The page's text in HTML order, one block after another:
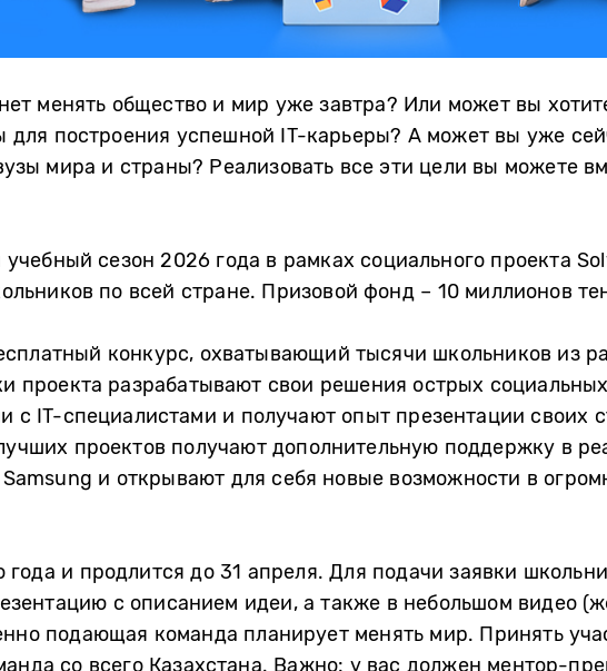
менять общество и мир уже завтра? Или может вы
построения успешной IT-карьеры? А может вы уже
мира и страны? Реализовать все эти цели вы можете
сезон 2026 года в рамках социального проекта
по всей стране. Призовой фонд – 10 миллионов
конкурс, охватывающий тысячи школьников из
проекта разрабатывают свои решения острых
c IT-специалистами и получают опыт презентации своих
проектов получают дополнительную поддержку в
и открывают для себя новые возможности в
года и продлится до 31 апреля. Для подачи заявки
с описанием идеи, а также в небольшом видео
подающая команда планирует менять мир. Принять
со всего Казахстана. Важно: у вас должен ментор-